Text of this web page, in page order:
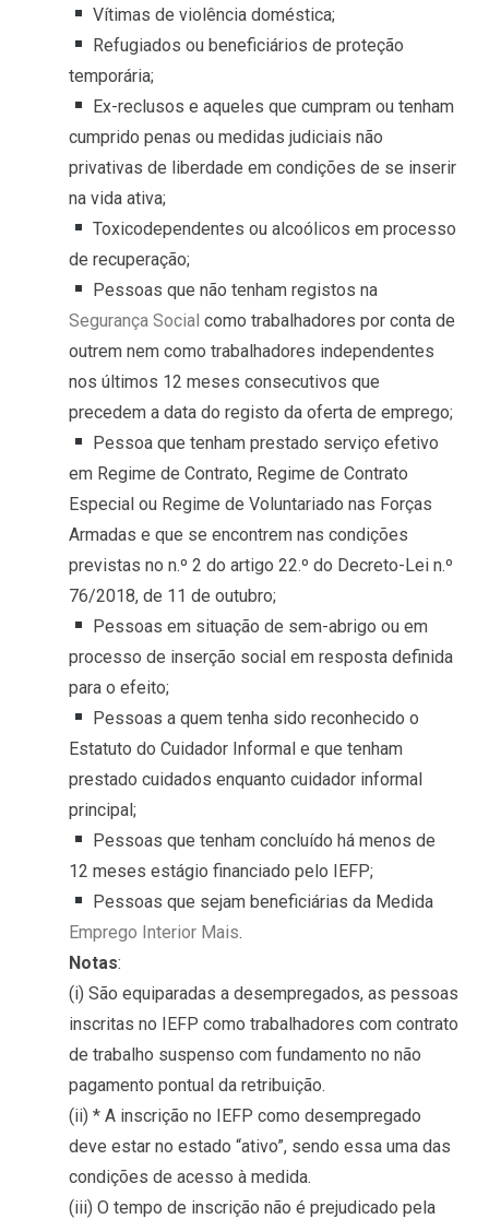
Vítimas de violência doméstica;
Refugiados ou beneficiários de proteção
temporária;
Ex-reclusos e aqueles que cumpram ou tenham
cumprido penas ou medidas judiciais não
privativas de liberdade em condições de se inserir
na vida ativa;
Toxicodependentes ou alcoólicos em processo
de recuperação;
Pessoas que não tenham registos na
Segurança Social como trabalhadores por conta de
outrem nem como trabalhadores independentes
nos últimos 12 meses consecutivos que
precedem a data do registo da oferta de emprego;
Pessoa que tenham prestado serviço efetivo
em Regime de Contrato, Regime de Contrato
Especial ou Regime de Voluntariado nas Forças
Armadas e que se encontrem nas condições
previstas no n.º 2 do artigo 22.º do Decreto-Lei n.º
76/2018, de 11 de outubro;
Pessoas em situação de sem-abrigo ou em
processo de inserção social em resposta definida
para o efeito;
Pessoas a quem tenha sido reconhecido o
Estatuto do Cuidador Informal e que tenham
prestado cuidados enquanto cuidador informal
principal;
Pessoas que tenham concluído há menos de
12 meses estágio financiado pelo IEFP;
Pessoas que sejam beneficiárias da Medida
Emprego Interior Mais.
Notas:
(i) São equiparadas a desempregados, as pessoas
inscritas no IEFP como trabalhadores com contrato
de trabalho suspenso com fundamento no não
pagamento pontual da retribuição.
(ii) * A inscrição no IEFP como desempregado
deve estar no estado “ativo”, sendo essa uma das
condições de acesso à medida.
(iii) O tempo de inscrição não é prejudicado pela